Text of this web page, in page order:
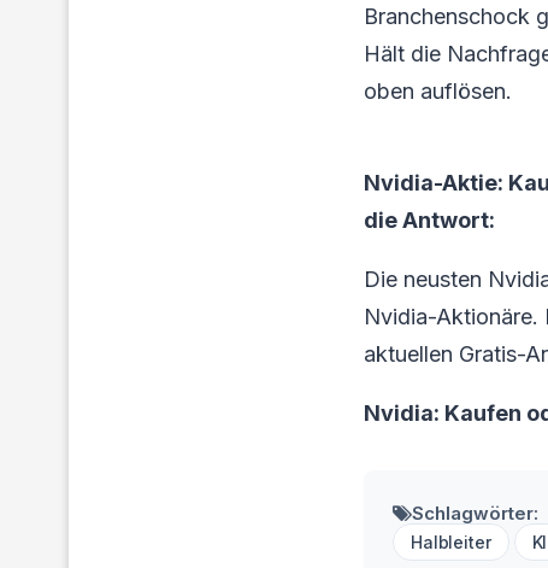
Branchenschock
Hält die
oben auflösen.
Nvidia-Aktie:
die Antwort:
Die neusten
Nvidia-Aktionäre.
aktuellen Gratis-
Nvidia: Kaufen
Schlagwörter:
Halbleiter